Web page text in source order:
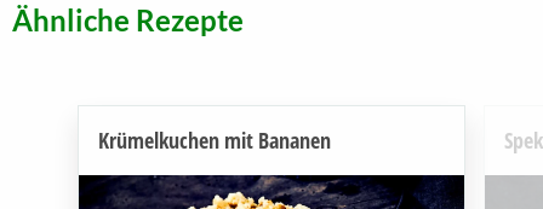
Ähnliche Rezepte
Krümelkuchen mit Bananen